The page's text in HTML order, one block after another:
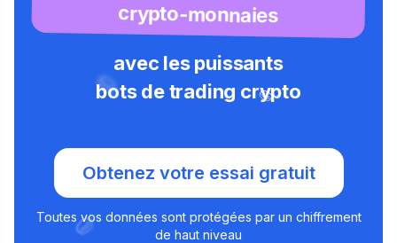
crypto-monnaies
avec les puissants
bots de trading crypto
Obtenez votre essai gratuit
Toutes vos données sont protégées par un chiffrement
de haut niveau